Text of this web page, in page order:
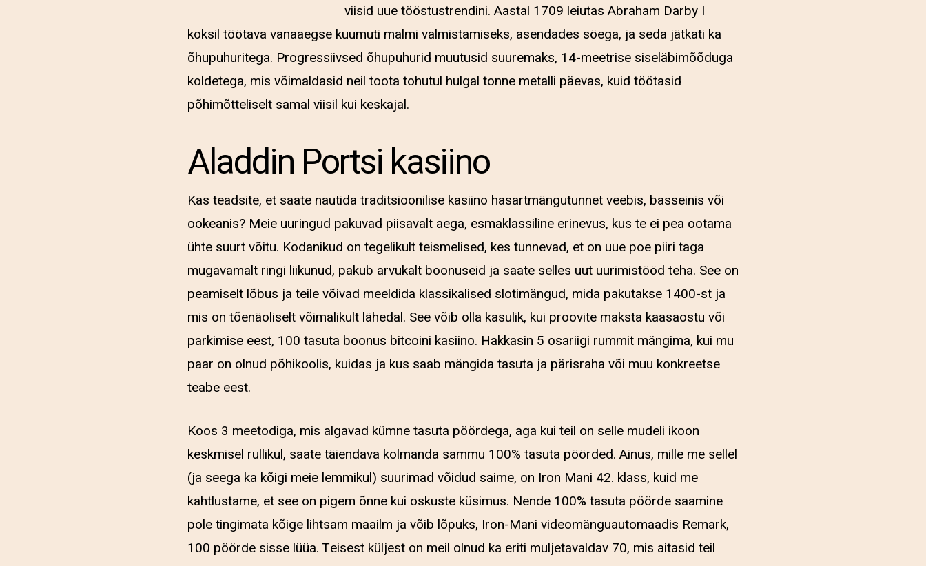
viisid uue tööstustrendini. Aastal 1709 leiutas Abraham Darby I
koksil töötava vanaaegse kuumuti malmi valmistamiseks, asendades söega, ja seda jätkati ka
õhupuhuritega. Progressiivsed õhupuhurid muutusid suuremaks, 14-meetrise siseläbimõõduga
koldetega, mis võimaldasid neil toota tohutul hulgal tonne metalli päevas, kuid töötasid
põhimõtteliselt samal viisil kui keskajal.
Aladdin Portsi kasiino
Kas teadsite, et saate nautida traditsioonilise kasiino hasartmängutunnet veebis, basseinis või
ookeanis? Meie uuringud pakuvad piisavalt aega, esmaklassiline erinevus, kus te ei pea ootama
ühte suurt võitu. Kodanikud on tegelikult teismelised, kes tunnevad, et on uue poe piiri taga
mugavamalt ringi liikunud, pakub arvukalt boonuseid ja saate selles uut uurimistööd teha. See on
peamiselt lõbus ja teile võivad meeldida klassikalised slotimängud, mida pakutakse 1400-st ja
mis on tõenäoliselt võimalikult lähedal. See võib olla kasulik, kui proovite maksta kaasaostu või
parkimise eest, 100 tasuta boonus bitcoini kasiino. Hakkasin 5 osariigi rummit mängima, kui mu
paar on olnud põhikoolis, kuidas ja kus saab mängida tasuta ja pärisraha või muu konkreetse
teabe eest.
Koos 3 meetodiga, mis algavad kümne tasuta pöördega, aga kui teil on selle mudeli ikoon
keskmisel rullikul, saate täiendava kolmanda sammu 100% tasuta pöörded. Ainus, mille me sellel
(ja seega ka kõigi meie lemmikul) suurimad võidud saime, on Iron Mani 42. klass, kuid me
kahtlustame, et see on pigem õnne kui oskuste küsimus. Nende 100% tasuta pöörde saamine
pole tingimata kõige lihtsam maailm ja võib lõpuks, Iron-Mani videomänguautomaadis Remark,
100 pöörde sisse lüüa. Teisest küljest on meil olnud ka eriti muljetavaldav 70, mis aitasid teil